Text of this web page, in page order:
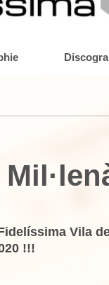
Vila
!!!